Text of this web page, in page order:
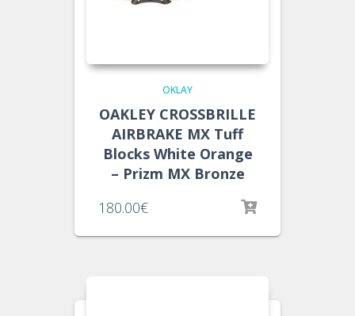
OKLAY
OAKLEY CROSSBRILLE
AIRBRAKE MX Tuff
Blocks White Orange
– Prizm MX Bronze
180.00€